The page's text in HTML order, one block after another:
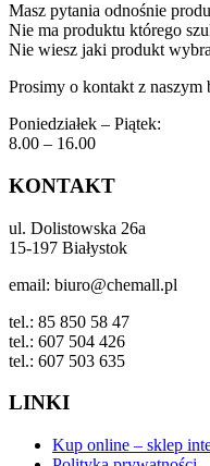
Masz pytania odnośnie
Nie ma produktu którego
Nie wiesz jaki produkt
Prosimy o kontakt z naszym
Poniedziałek – Piątek:
8.00 – 16.00
KONTAKT
ul. Dolistowska 26a
15-197 Białystok
email: biuro@chemall.pl
tel.: 85 850 58 47
tel.: 607 504 426
tel.: 607 503 635
LINKI
Kup online – sklep